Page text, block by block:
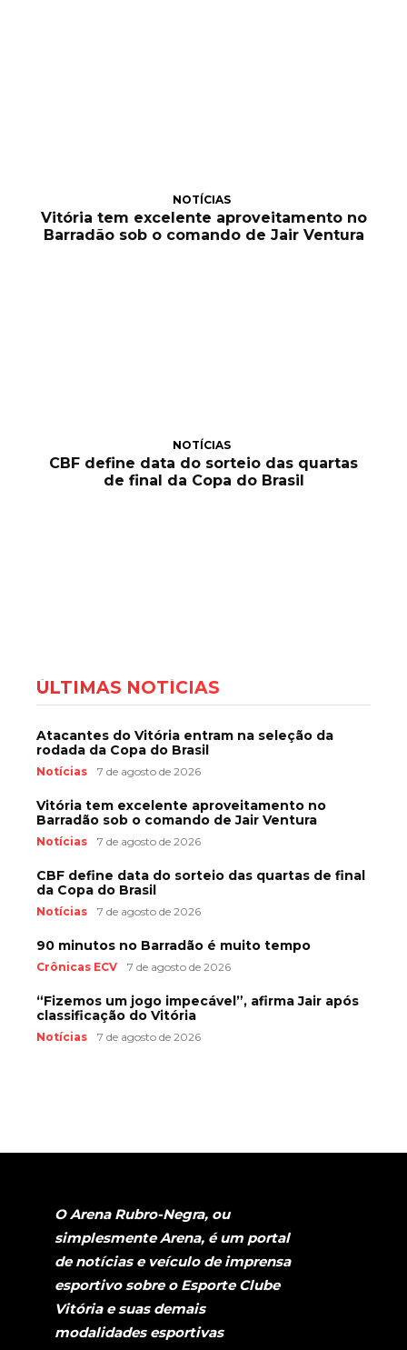
NOTÍCIAS
Vitória tem excelente aproveitamento no
Barradão sob o comando de Jair Ventura
NOTÍCIAS
CBF define data do sorteio das quartas
de final da Copa do Brasil
ÚLTIMAS NOTÍCIAS
Atacantes do Vitória entram na seleção da
rodada da Copa do Brasil
Notícias 7 de agosto de 2026
Vitória tem excelente aproveitamento no
Barradão sob o comando de Jair Ventura
Notícias 7 de agosto de 2026
CBF define data do sorteio das quartas de final
da Copa do Brasil
Notícias 7 de agosto de 2026
90 minutos no Barradão é muito tempo
Crônicas ECV 7 de agosto de 2026
“Fizemos um jogo impecável”, afirma Jair após
classificação do Vitória
Notícias 7 de agosto de 2026
O Arena Rubro-Negra, ou
simplesmente Arena, é um portal
de notícias e veículo de imprensa
esportivo sobre o Esporte Clube
Vitória e suas demais
modalidades esportivas